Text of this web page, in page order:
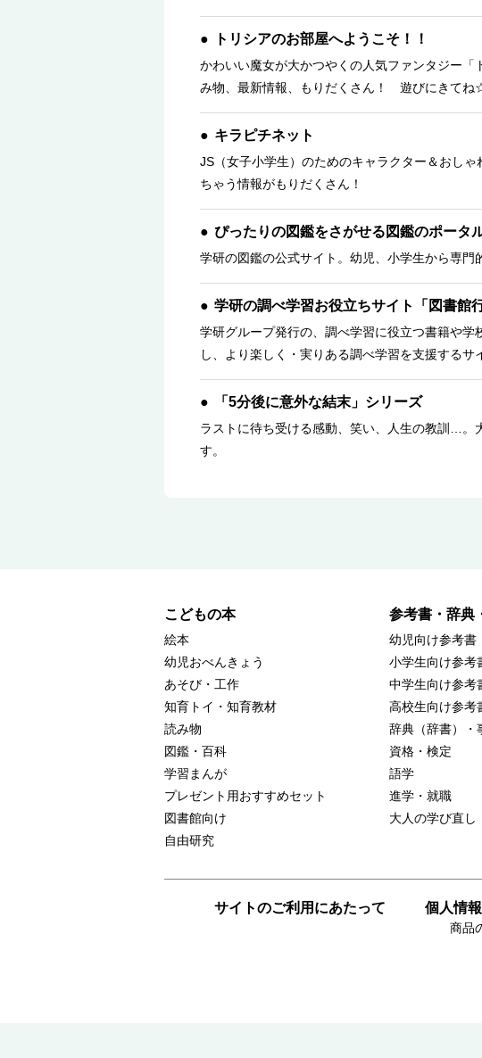
トリシアのお部屋へようこそ！！
かわいい魔女が大かつやくの人気ファンタジー
み物、最新情報、もりだくさん！ 遊びにきてね
キラピチネット
JS（女子小学生）のためのキャラクター＆おし
ちゃう情報がもりだくさん！
ぴったりの図鑑をさがせる図鑑のポータ
学研の図鑑の公式サイト。幼児、小学生から専門
学研の調べ学習お役立ちサイト「図書館
学研グループ発行の、調べ学習に役立つ書籍や
し、より楽しく・実りある調べ学習を支援するサ
「5分後に意外な結末」シリーズ
ラストに待ち受ける感動、笑い、人生の教訓…
す。
こどもの本
絵本
幼児おべんきょう
あそび・工作
知育トイ・知育教材
読み物
図鑑・百科
学習まんが
プレゼント用おすすめセット
図書館向け
自由研究
参考書・辞典
幼児向け参考書
小学生向け参考
中学生向け参考
高校生向け参考
辞典（辞書）・
資格・検定
語学
進学・就職
大人の学び直し
サイトのご利用にあたって 個人情
商品